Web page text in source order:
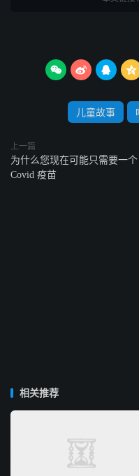
   
儿童故事
上一篇
为什么您现在可能只需要一个
Covid 疫苗
相关推荐